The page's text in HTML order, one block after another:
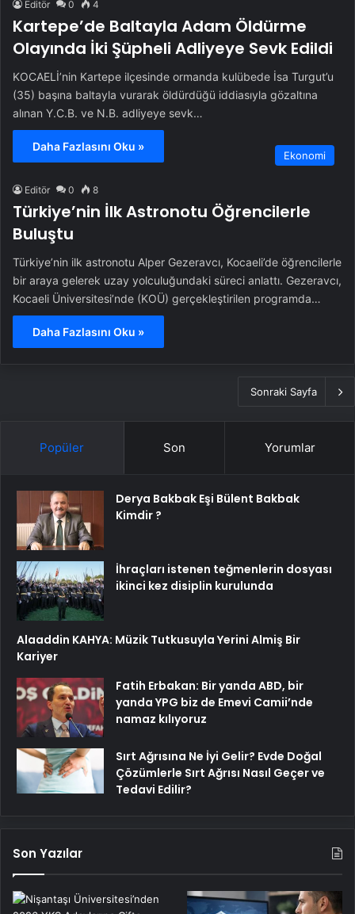
Editör 0 4
Kartepe’de Baltayla Adam Öldürme
Olayında İki Şüpheli Adliyeye Sevk Edildi
KOCAELİ’nin Kartepe ilçesinde ormanda kulübede İsa Turgut’u
(35) başına baltayla vurarak öldürdüğü iddiasıyla gözaltına
alınan Y.C.B. ve N.B. adliyeye sevk…
Daha Fazlasını Oku »
Ekonomi
Editör 0 8
Türkiye’nin İlk Astronotu Öğrencilerle
Buluştu
Türkiye’nin ilk astronotu Alper Gezeravcı, Kocaeli’de öğrencilerle
bir araya gelerek uzay yolculuğundaki süreci anlattı. Gezeravcı,
Kocaeli Üniversitesi’nde (KOÜ) gerçekleştirilen programda…
Daha Fazlasını Oku »
Sonraki Sayfa
Popüler Son Yorumlar
Derya Bakbak Eşi Bülent Bakbak
Kimdir ?
İhraçları istenen teğmenlerin dosyası
ikinci kez disiplin kurulunda
Alaaddin KAHYA: Müzik Tutkusuyla Yerini Almiş Bir
Kariyer
Fatih Erbakan: Bir yanda ABD, bir
yanda YPG biz de Emevi Camii’nde
namaz kılıyoruz
Sırt Ağrısına Ne İyi Gelir? Evde Doğal
Çözümlerle Sırt Ağrısı Nasıl Geçer ve
Tedavi Edilir?
Son Yazılar